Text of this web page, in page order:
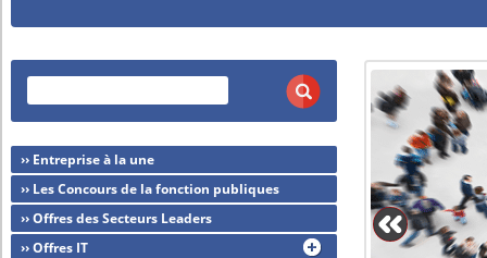
›› Entreprise à la une
›› Les Concours de la fonction publiques
›› Offres des Secteurs Leaders
›› Offres IT